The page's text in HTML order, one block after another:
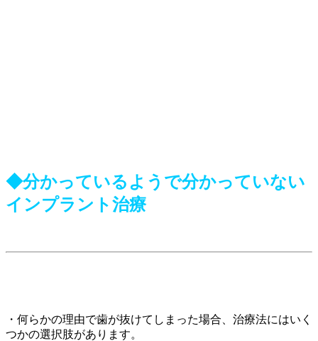
◆分かっているようで分かっていない
インプラント治療
・何らかの理由で歯が抜けてしまった場合、治療法にはいく
つかの選択肢があります。